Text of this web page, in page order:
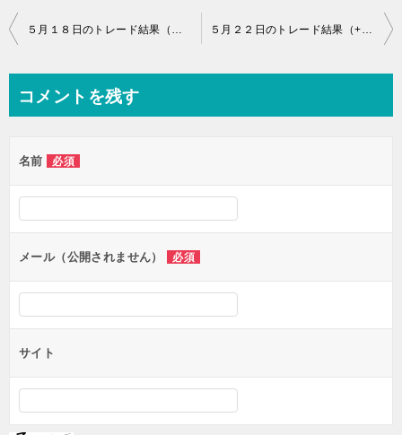
投
ビ
ー
シ
ョ
ン
コメントを残す
名前 必須
メール（公開されません） 必須
サイト